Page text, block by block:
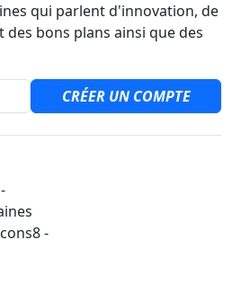
qui parlent d'innovation, de
bons plans ainsi que des
CRÉER UN COMPTE
-